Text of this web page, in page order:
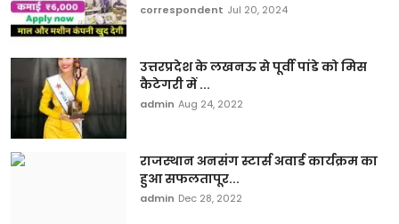
correspondent Jul 20, 2024
उत्तरप्रदेश के लखनऊ से पूर्वी पांडे को मिस
कैटेगरी में ...
admin Aug 24, 2022
राजस्थान अनसंग स्टार्स अवार्ड कार्यक्रम का
हुआ सफलतापूर...
admin Dec 28, 2022